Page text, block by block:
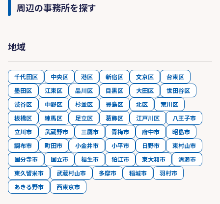
周辺の事務所を探す
地域
千代田区 中央区 港区 新宿区 文京区
台東区
墨田区
江東区 品川区 目黒区 大田区
世田谷区
渋谷区
中野区 杉並区 豊島区 北区
荒川区
板橋区
練馬区 足立区 葛飾区 江戸川区
八王子市
立川市
武蔵野市 三鷹市 青梅市 府中市
昭島市
調布市
町田市 小金井市 小平市 日野市
東村山市
国分寺市
国立市 福生市 狛江市 東大和市
清瀬市
東久留米市
武蔵村山市 多摩市 稲城市
羽村市
あきる野市
西東京市